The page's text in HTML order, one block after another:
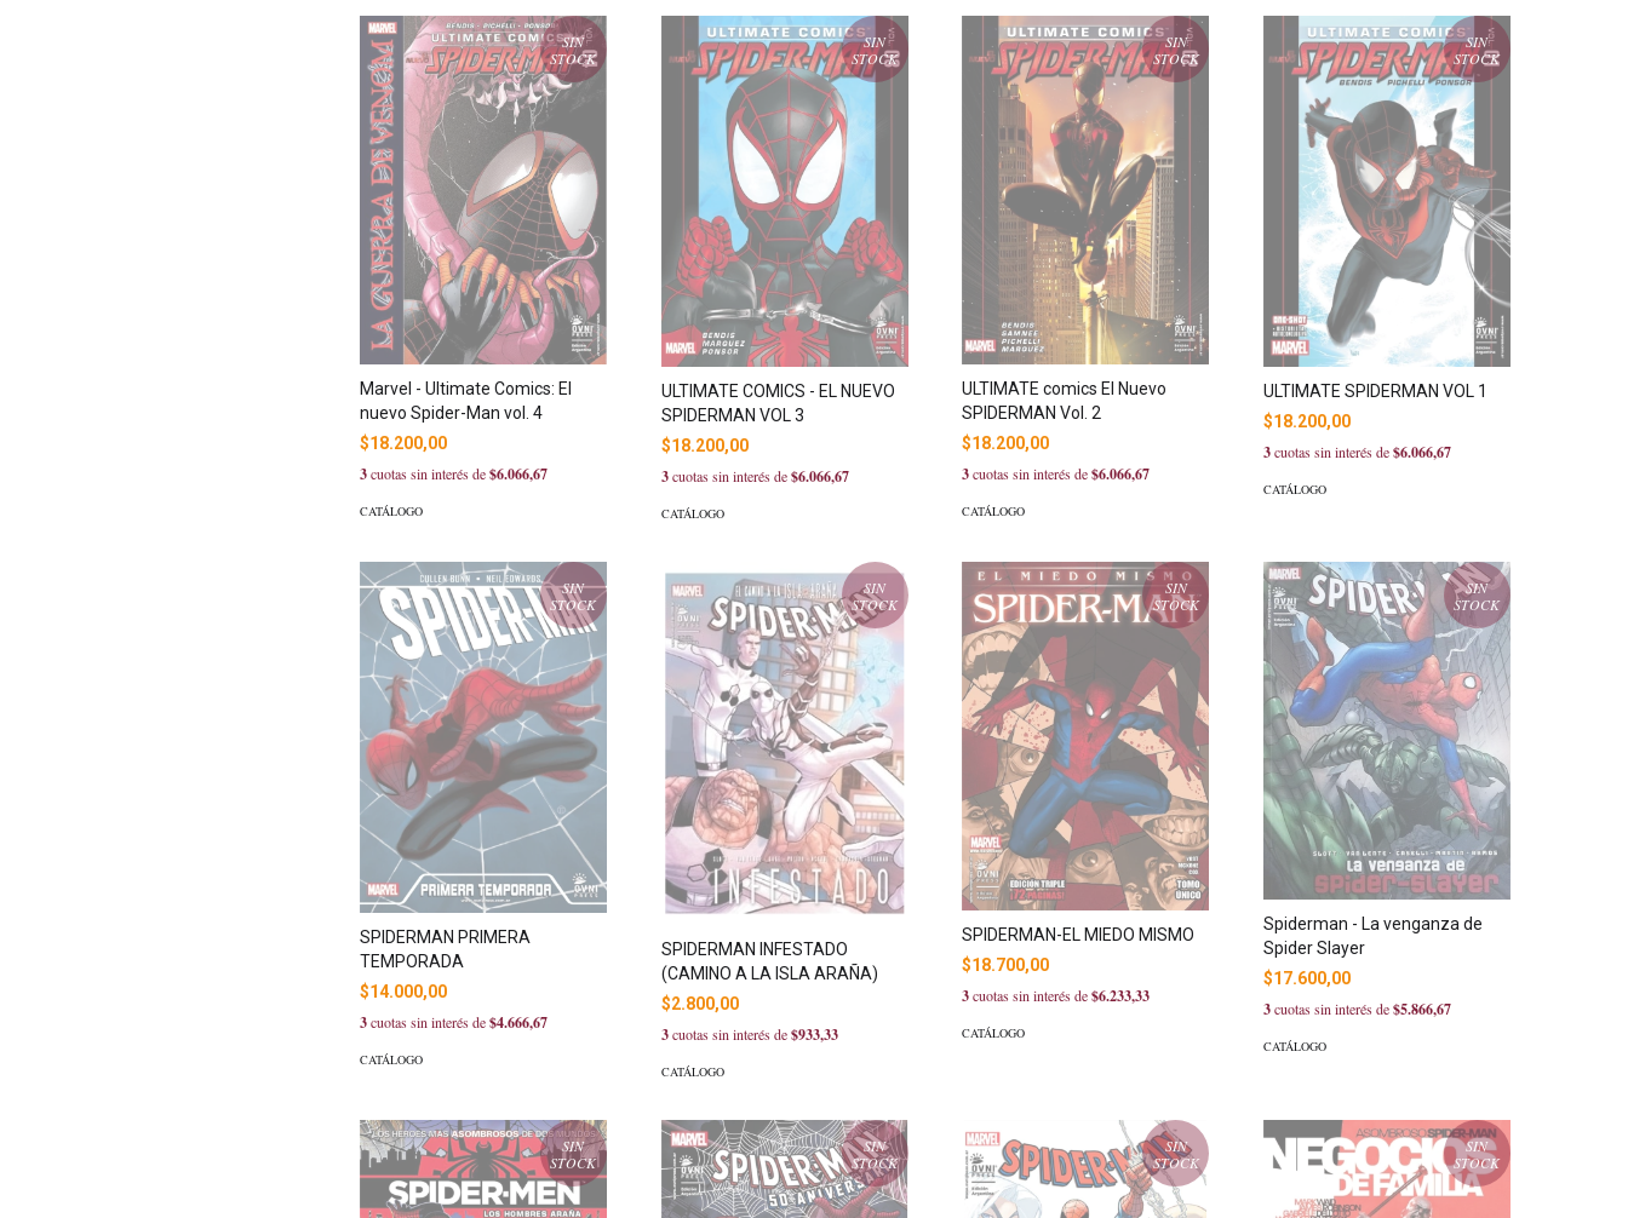
SIN
STOCK
Marvel - Ultimate Comics: El
nuevo Spider-Man vol. 4
$18.200,00
3cuotas sin interés de$6.066,67
CATÁLOGO
SIN
STOCK
ULTIMATE COMICS - EL NUEVO
SPIDERMAN VOL 3
$18.200,00
3cuotas sin interés de$6.066,67
CATÁLOGO
SIN
STOCK
ULTIMATE comics El Nuevo
SPIDERMAN Vol. 2
$18.200,00
3cuotas sin interés de$6.066,67
CATÁLOGO
SIN
STOCK
ULTIMATE SPIDERMAN VOL 1
$18.200,00
3cuotas sin interés de$6.066,67
CATÁLOGO
SIN
STOCK
SPIDERMAN PRIMERA
TEMPORADA
$14.000,00
3cuotas sin interés de$4.666,67
CATÁLOGO
SIN
STOCK
SPIDERMAN INFESTADO
(CAMINO A LA ISLA ARAÑA)
$2.800,00
3cuotas sin interés de$933,33
CATÁLOGO
SIN
STOCK
SPIDERMAN-EL MIEDO MISMO
$18.700,00
3cuotas sin interés de$6.233,33
CATÁLOGO
SIN
STOCK
Spiderman - La venganza de
Spider Slayer
$17.600,00
3cuotas sin interés de$5.866,67
CATÁLOGO
SIN
STOCK
SIN
STOCK
SIN
STOCK
SIN
STOCK